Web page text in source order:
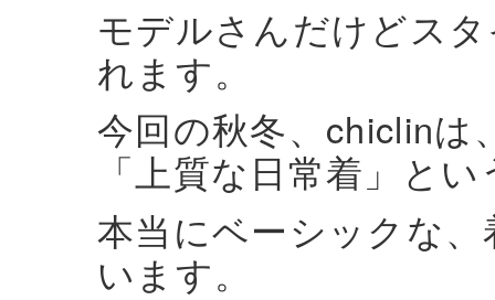
モデルさんだけどス
れます。
今回の秋冬、chiclinは
「上質な日常着」と
本当にベーシックな
います。